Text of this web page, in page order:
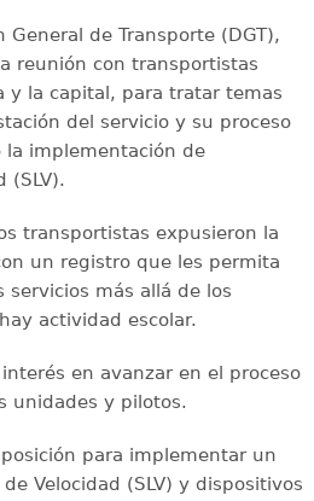
de Transporte (DGT),
reunión con transportistas
y la capital, para tratar temas
del servicio y su proceso
la implementación de
(SLV).
transportistas expusieron la
un registro que les permita
más allá de los
actividad escolar.
en avanzar en el proceso
unidades y pilotos.
para implementar un
Velocidad (SLV) y dispositivos